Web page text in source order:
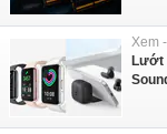
Xem
Lướt